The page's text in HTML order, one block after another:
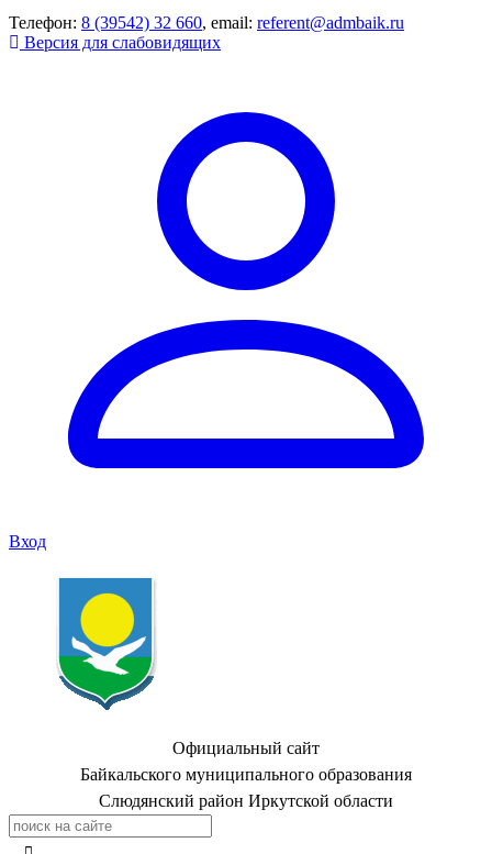
Телефон: 8 (39542) 32 660, email: referent@admbaik.ru
Версия для слабовидящих
Вход
Официальный сайт
Байкальского муниципального образования
Слюдянский район Иркутской области